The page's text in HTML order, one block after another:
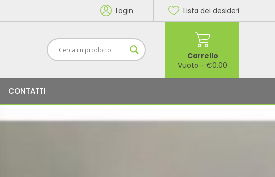
Login Lista dei desideri
Carrello
Vuoto - €0,00
CONTATTI